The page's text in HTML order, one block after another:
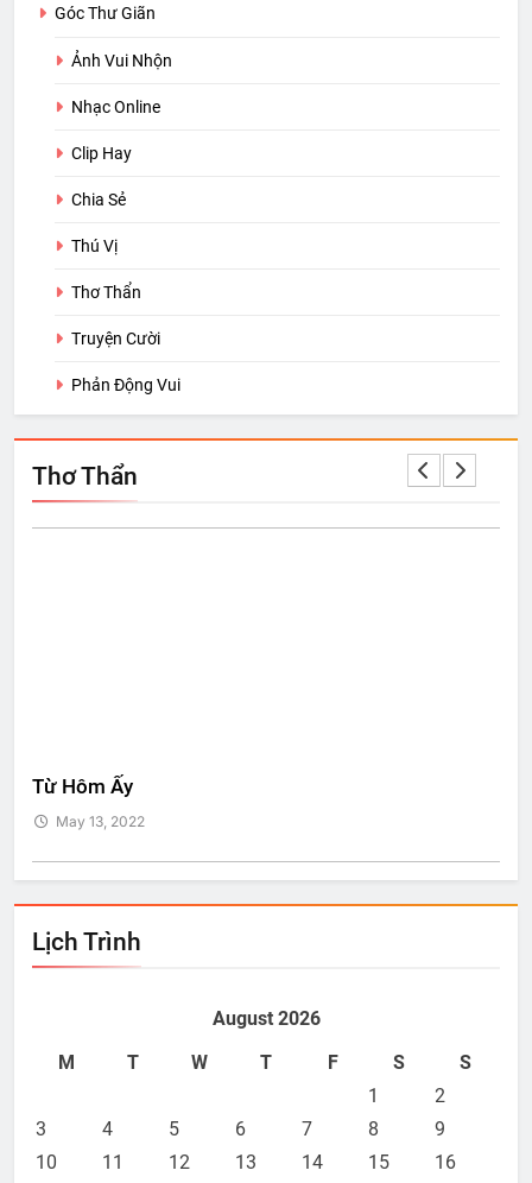
Góc Thư Giãn
Ảnh Vui Nhộn
Nhạc Online
Clip Hay
Chia Sẻ
Thú Vị
Thơ Thẩn
Truyện Cười
Phản Động Vui
Thơ Thẩn
Từ Hôm Ấy
May 13, 2022
Lịch Trình
August 2026
M
T W T F S
S
1
2
3
4 5 6 7 8
9
10
11 12 13 14 15
16